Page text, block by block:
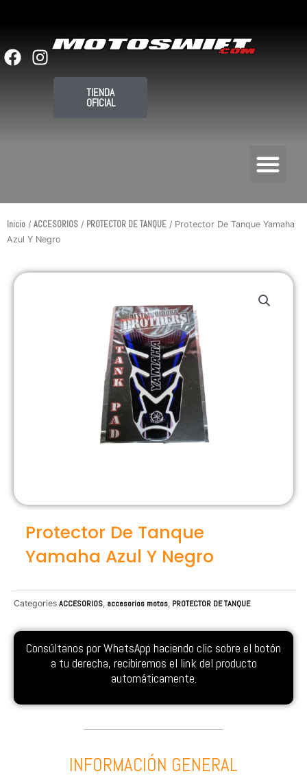
F
I
TIENDA
OFICIAL
Inicio / ACCESORIOS / PROTECTOR DE TANQUE / Protector De Tanque Yamaha
Azul Y Negro
Protector De Tanque
Yamaha Azul Y Negro
Categories ACCESORIOS, accesorios motos, PROTECTOR DE TANQUE
Consúltanos por WhatsApp haciendo clic sobre el botón
a tu derecha, recibiremos el link del producto
automáticamente.
INFORMACIÓN GENERAL